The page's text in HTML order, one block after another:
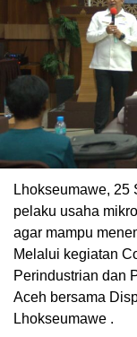
Lhokseumawe, 25
pelaku usaha
agar mampu
Melalui kegiatan
Perindustrian dan
Aceh bersama
Lhokseumawe .